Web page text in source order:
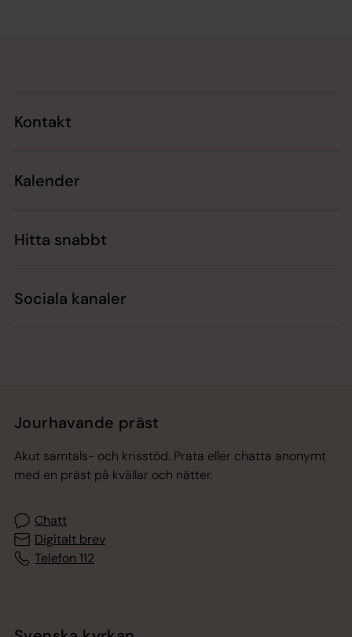
Kontakt
Kalender
Hitta snabbt
Sociala kanaler
Jourhavande präst
Akut samtals- och krisstöd. Prata eller chatta anonymt
med en präst på kvällar och nätter.
Chatt
Digitalt brev
Telefon 112